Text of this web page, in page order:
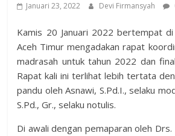
Januari 23, 2022 Devi Firmansyah
Kamis 20 Januari 2022 bertempat
Aceh Timur mengadakan rapat
madrasah untuk tahun 2022 dan
Rapat kali ini terlihat lebih tertata
pandu oleh Asnawi, S.Pd.I., selaku
S.Pd., Gr., selaku notulis.
Di awali dengan pemaparan oleh Drs.